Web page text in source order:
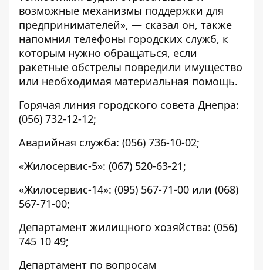
возможные механизмы поддержки для
предпринимателей», — сказал он, также
напомнил телефоны городских служб, к
которым нужно обращаться, если
ракетные обстрелы повредили имущество
или необходимая материальная помощь.
Горячая линия городского совета Днепра:
(056) 732-12-12;
Аварийная служба: (056) 736-10-02;
«Жилосервис-5»: (067) 520-63-21;
«Жилосервис-14»: (095) 567-71-00 или (068)
567-71-00;
Департамент жилищного хозяйства: (056)
745 10 49;
Департамент по вопросам